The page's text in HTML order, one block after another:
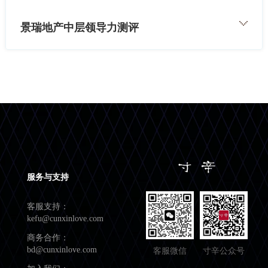
景瑞地产中层领导力测评
服务与支持
客服支持：
kefu@cunxinlove.com
商务合作：
bd@cunxinlove.com
客服微信 寸辛公众号